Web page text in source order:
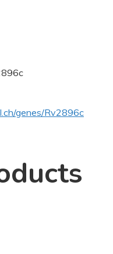
genes/Rv2896c